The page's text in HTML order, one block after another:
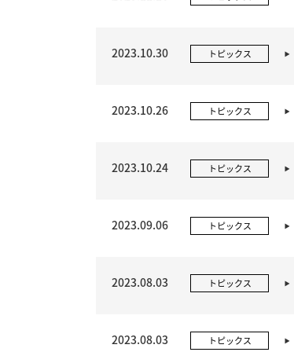
2023.10.30 トピックス
2023.10.26 トピックス
2023.10.24 トピックス
2023.09.06 トピックス
2023.08.03 トピックス
2023.08.03 トピックス